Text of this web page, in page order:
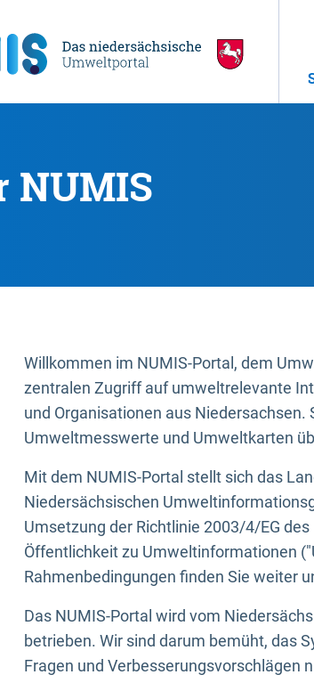
NUMIS
Willkommen im NUMIS-Portal, dem
zentralen Zugriff auf umweltrelevante
und Organisationen aus
Umweltmesswerte und Umweltkarten
Mit dem NUMIS-Portal stellt sich das
Niedersächsischen
Umsetzung der Richtlinie 2003/4/EG
Öffentlichkeit zu Umweltinformationen
Rahmenbedingungen finden Sie weiter
Das NUMIS-Portal wird vom
betrieben. Wir sind darum bemüht, das
Fragen und Verbesserungsvorschlägen